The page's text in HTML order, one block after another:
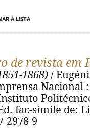
À LISTA
de revista em
1868) /
Nacional
fac-símile de:
2978-9